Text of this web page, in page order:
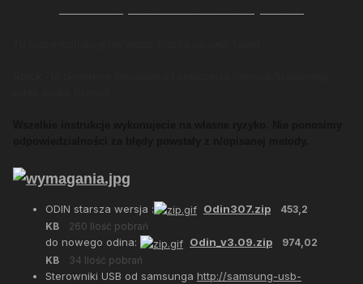
ODIN starsza wersja : Odin307.zip
453,2
KB
260 Ilość pobrań
do nowego odina: Odin_v3.09.zip
974,02
KB
34 Ilość pobrań
Sterowniki USB od samsunga http://samsung-usb-